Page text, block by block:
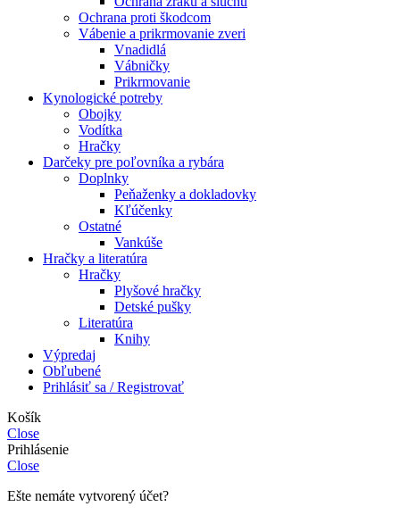
Ochrana proti škodcom
Vábenie a prikrmovanie zveri
Vnadidlá
Vábničky
Prikrmovanie
Kynologické potreby
Obojky
Vodítka
Hračky
Darčeky pre poľovníka a rybára
Doplnky
Peňaženky a dokladovky
Kľúčenky
Ostatné
Vankúše
Hračky a literatúra
Hračky
Plyšové hračky
Detské pušky
Literatúra
Knihy
Výpredaj
Obľubené
Prihlásiť sa / Registrovať
Košík
Close
Prihlásenie
Close
Ešte nemáte vytvorený účet?